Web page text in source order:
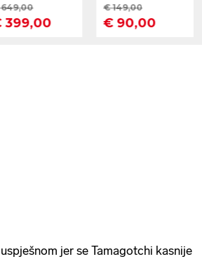
jer se Tamagotchi kasnije